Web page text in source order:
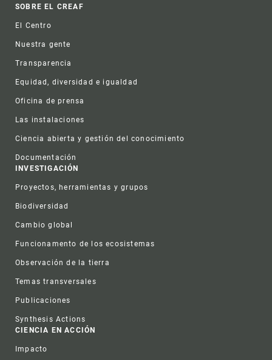
Footer
SOBRE EL CREAF
El Centro
Nuestra gente
Transparencia
Equidad, diversidad e igualdad
Oficina de prensa
Las instalaciones
Ciencia abierta y gestión del conocimiento
Documentación
INVESTIGACIÓN
Proyectos, herramientas y grupos
Biodiversidad
Cambio global
Funcionamento de los ecosistemas
Observación de la tierra
Temas transversales
Publicaciones
Synthesis Actions
CIENCIA EN ACCIÓN
Impacto